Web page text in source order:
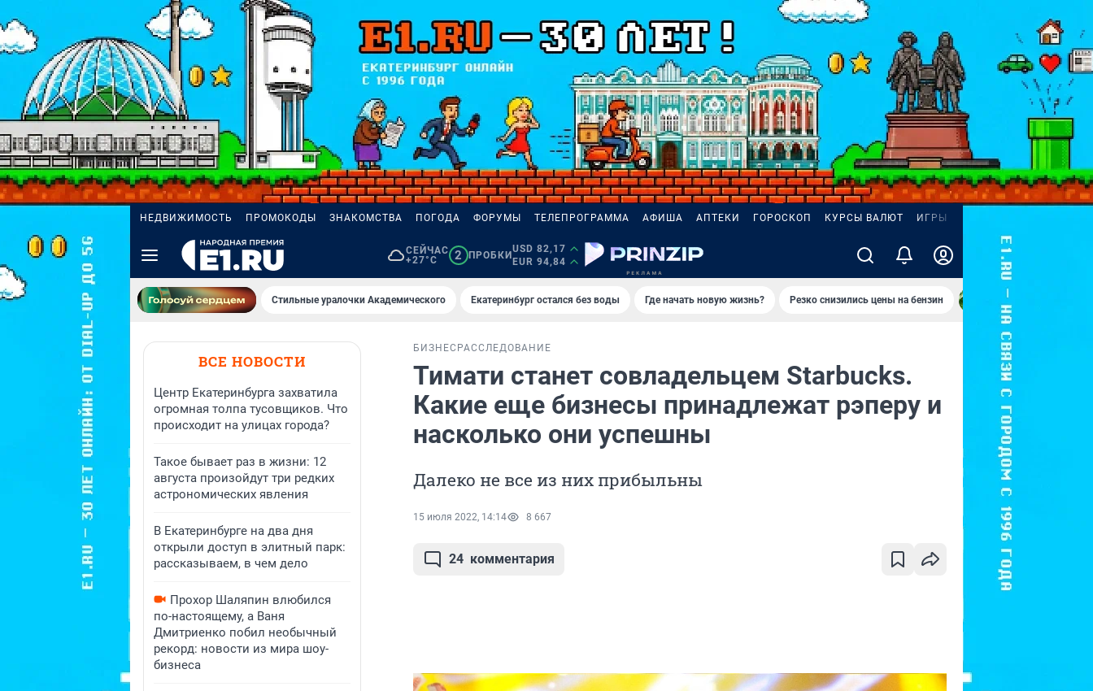
НЕДВИЖИМОСТЬ ПРОМОКОДЫ ЗНАКОМСТВА ПОГОДА ФОРУМЫ ТЕЛЕПРОГРАММА АФИША АПТЕКИ ГОРОСКОП КУРСЫ ВАЛЮТ ИГРЫ
СЕЙЧАС
+27°C
2 ПРОБКИ
USD 82,17
EUR 94,84
Стильные уралочки Академического Екатеринбург остался без воды Где начать новую жизнь? Резко снизились цены на бензин
ВСЕ НОВОСТИ
Центр Екатеринбурга захватила
огромная толпа тусовщиков. Что
происходит на улицах города?
Такое бывает раз в жизни: 12
августа произойдут три редких
астрономических явления
В Екатеринбурге на два дня
открыли доступ в элитный парк:
рассказываем, в чем дело
Прохор Шаляпин влюбился
по-настоящему, а Ваня
Дмитриенко побил необычный
рекорд: новости из мира шоу-
бизнеса
БИЗНЕС РАССЛЕДОВАНИЕ
Тимати станет совладельцем Starbucks.
Какие еще бизнесы принадлежат рэперу и
насколько они успешны
Далеко не все из них прибыльны
15 июля 2022, 14:14 8 667
24 комментария